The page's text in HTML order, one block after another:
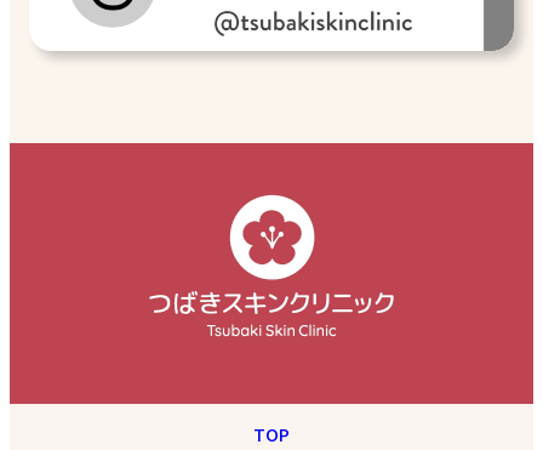
TOP